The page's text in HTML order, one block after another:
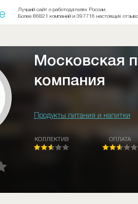
Лучший сайт о работодателях России.
Более 86821 компаний и 397716 настоящих
Московская
компания
Продукты питания и напитки
КОЛЛЕКТИВ ОПЛАТА